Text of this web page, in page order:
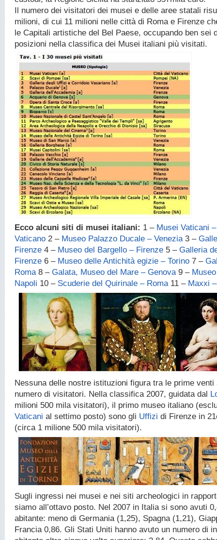
Il numero dei visitatori dei musei e delle aree statali
milioni, di cui 11 milioni nelle città di Roma e Firenze
le Capitali artistiche del Bel Paese, occupando ben sei
posizioni nella classifica dei Musei italiani più visitati.
Ecco alcuni siti di musei italiani: 1 – Musei Vaticani –
Vaticano 2 – Museo Palazzo Ducale – Venezia 3 –
Firenze 4 – Museo del Bargello – Firenze 5 – Galleria
Firenze 6 – Museo delle Antichità egizie – Torino 7 –
Roma 8 – Galata, Museo del Mare – Genova9 –
Napoli 10 – Scuderie del Quirinale – Roma11 – Maxxi
Nessuna delle nostre istituzioni figura tra le prime venti
numero di visitatori. Nella classifica 2007, guidata dal
milioni 500 mila visitatori), il primo museo italiano
Vaticani al settimo posto) sono gli Uffizi di Firenze in
(circa 1 milione 500 mila visitatori).
Sugli ingressi nei musei e nei siti archeologici in
siamo all’ottavo posto. Nel 2007 in Italia si sono avuti
abitante: meno di Germania (1,25), Spagna (1,21),
Francia 0,86. Gli Stati Uniti hanno avuto un numero di